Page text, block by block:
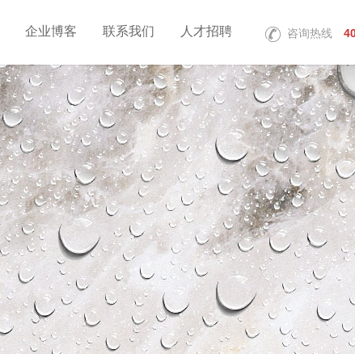
企业博客 联系我们 人才招聘 咨询热线